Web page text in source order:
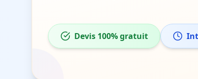
Devis 100% gratuit